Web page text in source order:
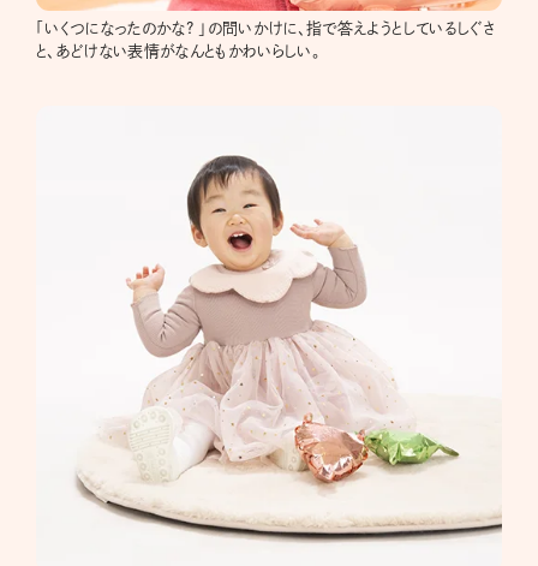
「いくつになったのかな? 」の問いかけに、指で答えようとしているしぐさ
と、あどけない表情がなんともかわいらしい。